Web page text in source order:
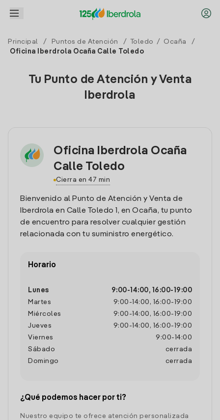
Principal / Puntos de Atención / Toledo / Ocaña
/
Oficina Iberdrola Ocaña Calle Toledo
Tu Punto de Atención y Venta
Iberdrola
Oficina Iberdrola Ocaña
Calle Toledo
Cierra en 47 min
Bienvenido al Punto de Atención y Venta de
Iberdrola en Calle Toledo 1, en Ocaña, tu punto
de encuentro para resolver cualquier gestión
relacionada con tu suministro energético.
Horario
Lunes 9:00- 14:00, 16:00- 19:00
Martes
9:00 - 14:00 , 16:00- 19:00
Miércoles
9:00 - 14:00 , 16:00- 19:00
Jueves
9:00 - 14:00 , 16:00- 19:00
Viernes
9:00- 14:00
Sábado
cerrada
Domingo
cerrada
¿Qué podemos hacer por ti?
Nuestro equipo te ofrece atención personalizada